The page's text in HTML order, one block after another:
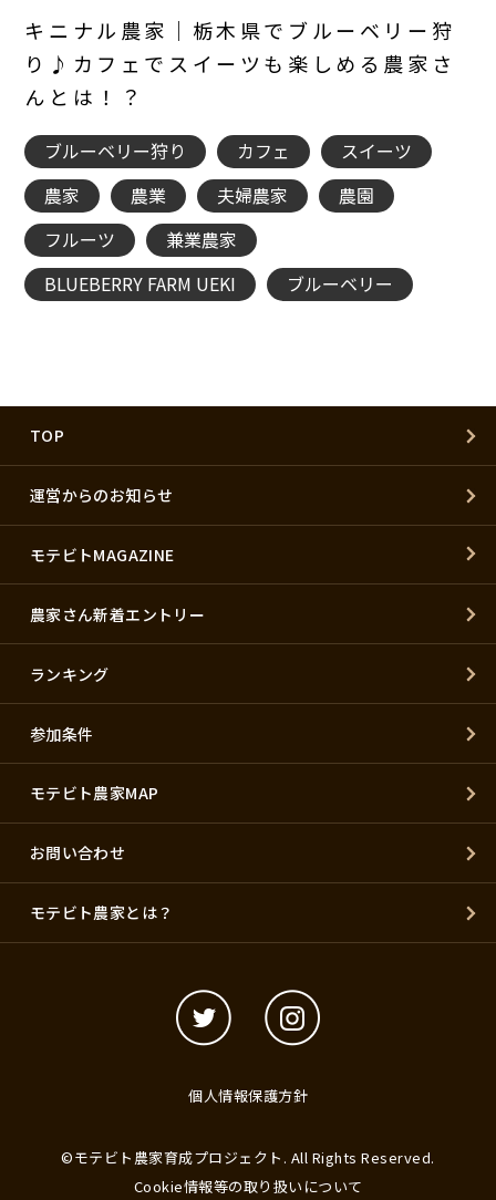
キニナル農家｜栃木県でブルーベリー狩
り♪カフェでスイーツも楽しめる農家さ
んとは！？
ブルーベリー狩り カフェ
スイーツ
農家
農業 夫婦農家
農園
フルーツ
兼業農家
BLUEBERRY FARM UEKI
ブルーベリー
TOP
運営からのお知らせ
モテビトMAGAZINE
農家さん新着エントリー
ランキング
参加条件
モテビト農家MAP
お問い合わせ
モテビト農家とは？
個人情報保護方針
©モテビト農家育成プロジェクト. All Rights Reserved.
Cookie情報等の取り扱いについて